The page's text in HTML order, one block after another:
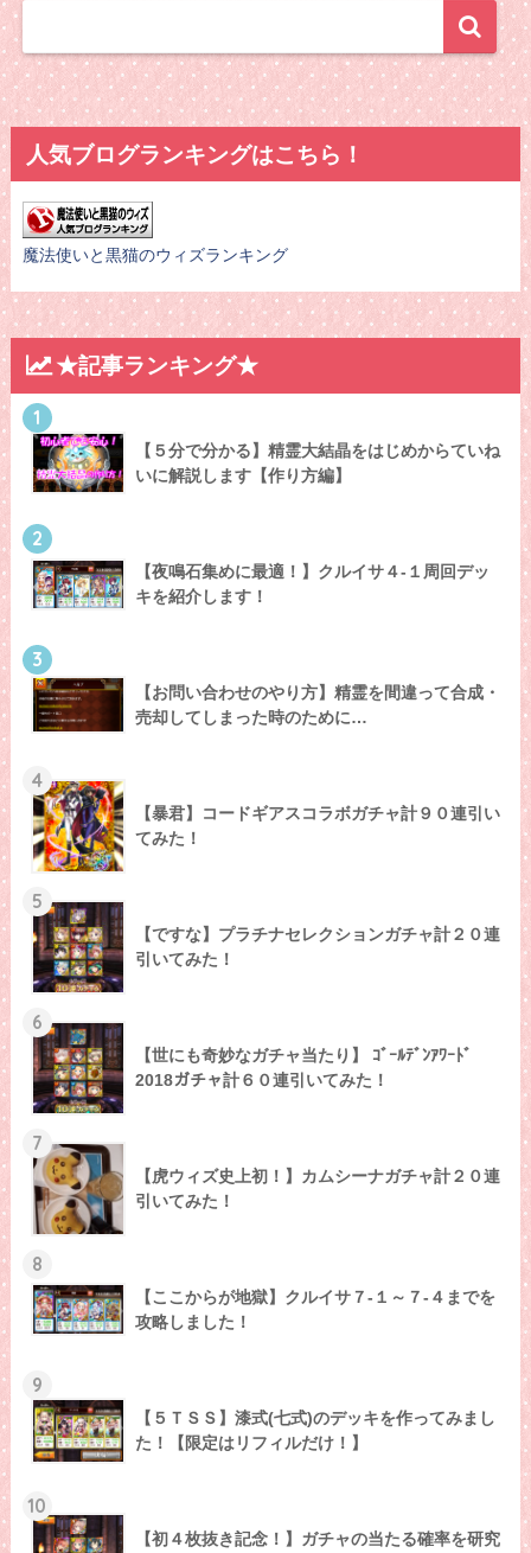
人気ブログランキングはこちら！
魔法使いと黒猫のウィズランキング
★記事ランキング★
1
【５分で分かる】精霊大結晶をはじめからていね
いに解説します【作り方編】
2
【夜鳴石集めに最適！】クルイサ４-１周回デッ
キを紹介します！
3
【お問い合わせのやり方】精霊を間違って合成・
売却してしまった時のために…
4
【暴君】コードギアスコラボガチャ計９０連引い
てみた！
5
【ですな】プラチナセレクションガチャ計２０連
引いてみた！
6
【世にも奇妙なガチャ当たり】 ｺﾞｰﾙﾃﾞﾝｱﾜｰﾄﾞ
2018ガチャ計６０連引いてみた！
7
【虎ウィズ史上初！】カムシーナガチャ計２０連
引いてみた！
8
【ここからが地獄】クルイサ７-１～７-４までを
攻略しました！
9
【５ＴＳＳ】漆式(七式)のデッキを作ってみまし
た！【限定はリフィルだけ！】
10
【初４枚抜き記念！】ガチャの当たる確率を研究